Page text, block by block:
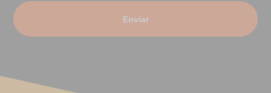
Enviar